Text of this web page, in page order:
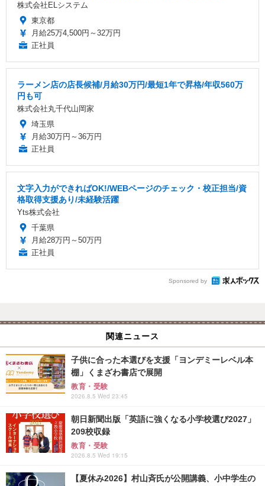
株式会社ELシステム
東京都
月給25万4,500円～32万円
正社員
ラーメン店の店長候補/月給30万円/最短1年で昇格/年収560万
円も可
株式会社丸千代山岡家
埼玉県
月給30万円～36万円
正社員
文字入力ができればOK!/WEBページのチェック・校正担当/資
格取得支援あり/未経験活躍
Yts株式会社
千葉県
月給28万円～50万円
正社員
Sponsored by
関連ニュース
子供に合った本選びを支援「ヨンデミーレベル本
棚」くまざわ書店で展開
教育・受験
2026.8.5 Wed 23:45
朝日新聞出版「英語に強くなる小学校選び2027」
209校収録
教育・受験
2026.8.5 Wed 19:15
【夏休み2026】村山斉氏が公開講義、小中学生の